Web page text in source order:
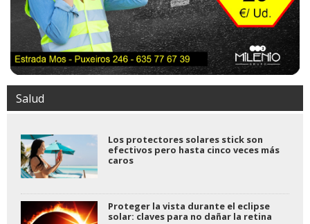
Salud
Los protectores solares stick son
efectivos pero hasta cinco veces más
caros
Proteger la vista durante el eclipse
solar: claves para no dañar la retina